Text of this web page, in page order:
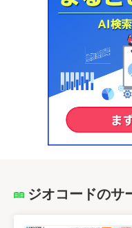
ジオコードのサ